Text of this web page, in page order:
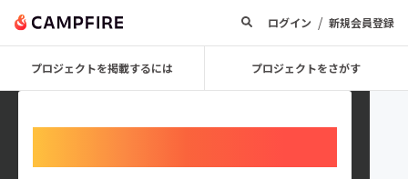
ログイン / 新規会員登録
プロジェクトを掲載するには プロジェクトをさがす